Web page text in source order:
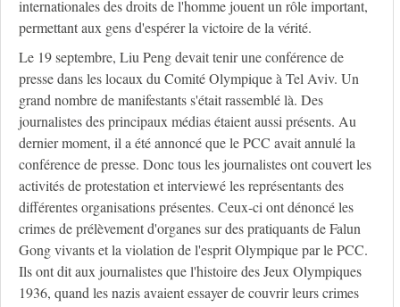
internationales des droits de l'homme jouent un rôle important,
permettant aux gens d'espérer la victoire de la vérité.
Le 19 septembre, Liu Peng devait tenir une conférence de
presse dans les locaux du Comité Olympique à Tel Aviv. Un
grand nombre de manifestants s'était rassemblé là. Des
journalistes des principaux médias étaient aussi présents. Au
dernier moment, il a été annoncé que le PCC avait annulé la
conférence de presse. Donc tous les journalistes ont couvert les
activités de protestation et interviewé les représentants des
différentes organisations présentes. Ceux-ci ont dénoncé les
crimes de prélèvement d'organes sur des pratiquants de Falun
Gong vivants et la violation de l'esprit Olympique par le PCC.
Ils ont dit aux journalistes que l'histoire des Jeux Olympiques
1936, quand les nazis avaient essayer de couvrir leurs crimes